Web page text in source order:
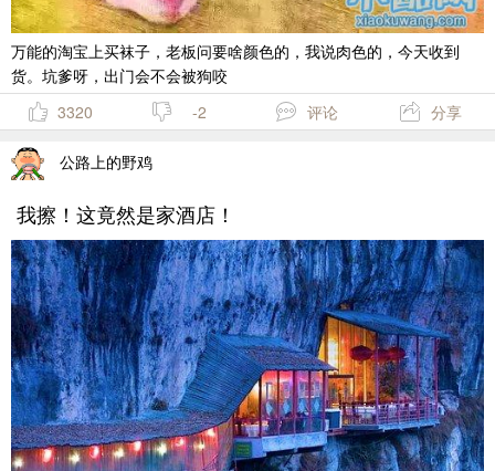
万能的淘宝上买袜子，老板问要啥颜色的，我说肉色的，今天收到
货。坑爹呀，出门会不会被狗咬
3320
-2 评论 分享
公路上的野鸡
我擦！这竟然是家酒店！